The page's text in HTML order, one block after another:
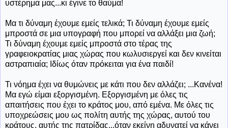
υστέρημα μας...κι έγινε το θαύμα!
Μα τι δύναμη έχουμε εμείς τελικά; Τι δύναμη έχουμε εμείς
μπροστά σε μια υπογραφή που μπορεί να αλλάξει μια ζωή;
Τι δύναμη έχουμε εμείς μπροστά στο τέρας της
γραφειοκρατίας μιας χώρας που κωλυσιεργεί και δεν κινείται
αστραπιαία; Ιδίως όταν πρόκειται για ένα παιδί!
Τι νόημα έχει να θυμώνεις με κάτι που δεν αλλάζει; ...Κανένα!
Μα εγώ είμαι εξοργισμένη. Εξοργισμένη με όλες τις
απαιτήσεις που έχει το κράτος μου, από εμένα. Με όλες τις
υποχρεώσεις μου ως πολίτη αυτής της χώρας, αυτού του
κράτους, αυτής της πατρίδας...όταν εκείνη αδυνατεί να κάνει